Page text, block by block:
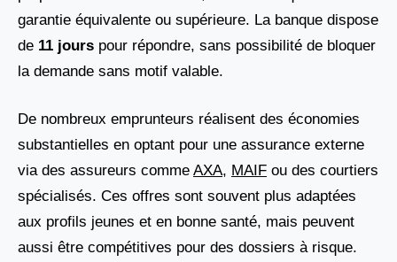
garantie équivalente ou supérieure. La banque dispose
de 11 jours pour répondre, sans possibilité de bloquer
la demande sans motif valable.
De nombreux emprunteurs réalisent des économies
substantielles en optant pour une assurance externe
via des assureurs comme AXA, MAIF ou des courtiers
spécialisés. Ces offres sont souvent plus adaptées
aux profils jeunes et en bonne santé, mais peuvent
aussi être compétitives pour des dossiers à risque.